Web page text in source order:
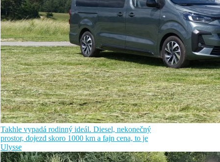
Takhle vypadá rodinný ideál. Diesel, nekonečný
prostor, dojezd skoro 1000 km a fajn cena, to je
Ulysse